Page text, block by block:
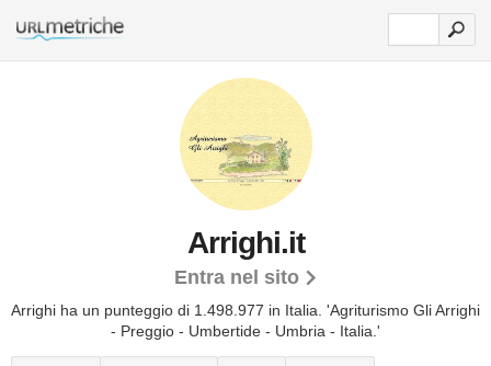
Arrighi.it
Entra nel sito
Arrighi ha un punteggio di 1.498.977 in Italia. 'Agriturismo Gli Arrighi
- Preggio - Umbertide - Umbria - Italia.'